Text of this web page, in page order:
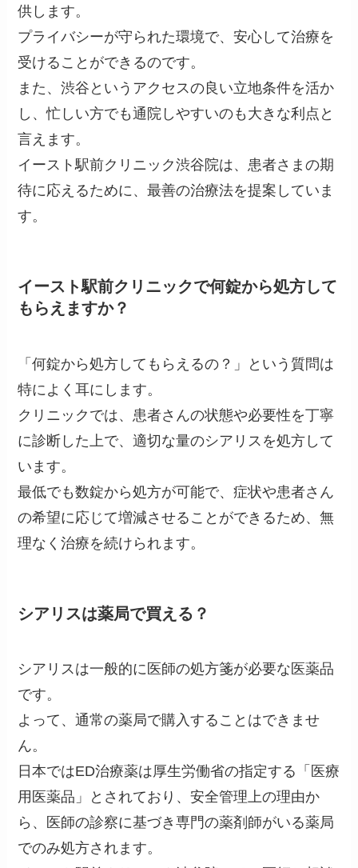
供します。
プライバシーが守られた環境で、安心して治療を
受けることができるのです。
また、渋谷というアクセスの良い立地条件を活か
し、忙しい方でも通院しやすいのも大きな利点と
言えます。
イースト駅前クリニック渋谷院は、患者さまの期
待に応えるために、最善の治療法を提案していま
す。
イースト駅前クリニックで何錠から処方して
もらえますか？
「何錠から処方してもらえるの？」という質問は
特によく耳にします。
クリニックでは、患者さんの状態や必要性を丁寧
に診断した上で、適切な量のシアリスを処方して
います。
最低でも数錠から処方が可能で、症状や患者さん
の希望に応じて増減させることができるため、無
理なく治療を続けられます。
シアリスは薬局で買える？
シアリスは一般的に医師の処方箋が必要な医薬品
です。
よって、通常の薬局で購入することはできませ
ん。
日本ではED治療薬は厚生労働省の指定する「医療
用医薬品」とされており、安全管理上の理由か
ら、医師の診察に基づき専門の薬剤師がいる薬局
でのみ処方されます。